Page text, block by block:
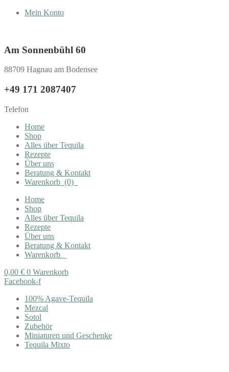
Mein Konto
Am Sonnenbühl 60
88709 Hagnau am Bodensee
+49 171 2087407
Telefon
Home
Shop
Alles über Tequila
Rezepte
Über uns
Beratung & Kontakt
Warenkorb (0)
Home
Shop
Alles über Tequila
Rezepte
Über uns
Beratung & Kontakt
Warenkorb
0,00 € 0 Warenkorb
Facebook-f
100% Agave-Tequila
Mezcal
Sotol
Zubehör
Miniaturen und Geschenke
Tequila Mixto